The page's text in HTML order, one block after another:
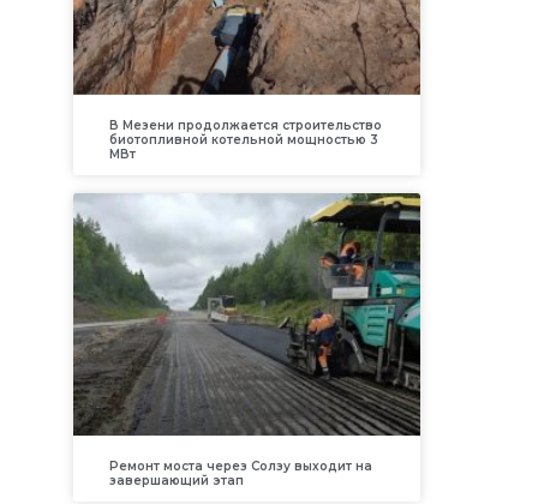
В Мезени продолжается строительство
биотопливной котельной мощностью 3
МВт
Ремонт моста через Солзу выходит на
завершающий этап